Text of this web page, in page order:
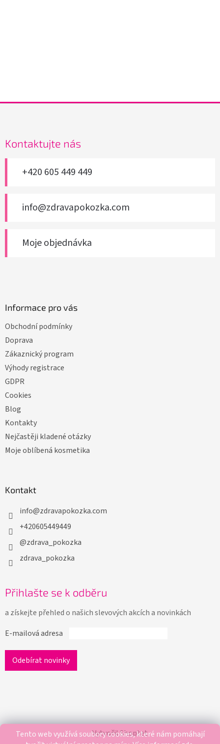
Tento web využívá soubory cookies, které nám pomáhají
Kontaktujte nás
+420 605 449 449
info@zdravapokozka.com
Moje objednávka
Informace pro vás
Obchodní podmínky
Doprava
Zákaznický program
Výhody registrace
GDPR
Cookies
Blog
Kontakty
Nejčastěji kladené otázky
Moje oblíbená kosmetika
Kontakt
info@zdravapokozka.com
+420605449449
@zdrava_pokozka
zdrava_pokozka
Přihlašte se k odběru
a získejte přehled o našich slevových akcích a novinkách
E-mailová adresa
Vytvořil Shoptet